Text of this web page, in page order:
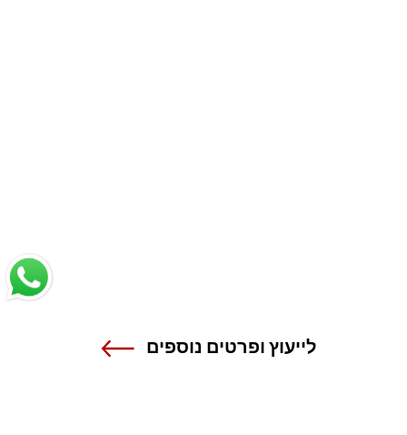
לייעוץ ופרטים נוספים